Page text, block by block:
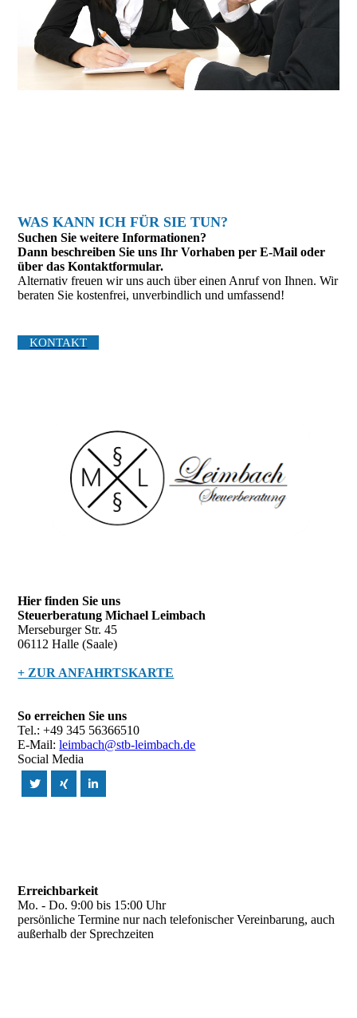
WAS KANN ICH FÜR SIE TUN?
Suchen Sie weitere Informationen?
Dann beschreiben Sie uns Ihr Vorhaben per E-Mail oder
über das Kontakt­formular.
Alternativ freuen wir uns auch über einen Anruf von Ihnen. Wir
beraten Sie kostenfrei, unverbindlich und umfassend!
KONTAKT
Hier finden Sie uns
Steuerberatung Michael Leimbach
Merseburger Str. 45
06112 Halle (Saale)
+ ZUR ANFAHRTSKARTE
So erreichen Sie uns
Tel.: +49 345 56366510
E-Mail:leimbach@stb-leimbach.de
Social Media
Erreichbarkeit
Mo. - Do. 9:00 bis 15:00 Uhr
persönliche Termine nur nach telefonischer Vereinbarung, auch
außerhalb der Sprechzeiten